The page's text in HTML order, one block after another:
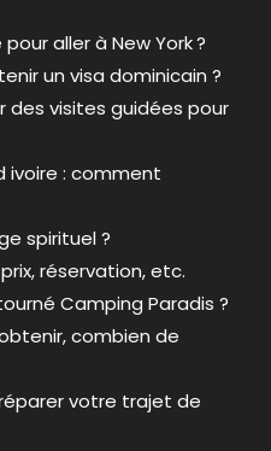
aller à New York ?
un visa dominicain ?
des visites guidées pour
ivoire : comment
spirituel ?
réservation, etc.
Camping Paradis ?
combien de
votre trajet de